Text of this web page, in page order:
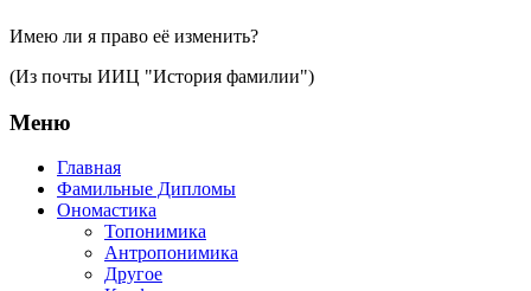
Имею ли я право её изменить?
(Из почты ИИЦ "История фамилии")
Меню
Главная
Фамильные Дипломы
Ономастика
Топонимика
Антропонимика
Другое